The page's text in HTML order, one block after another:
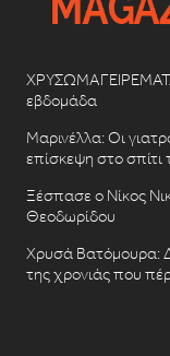
εβδομάδα
Μαρινέλλα: Οι
επίσκεψη στο σπίτι
Ξέσπασε ο Νίκος
Θεοδωρίδου
Χρυσά Βατόμουρα:
της χρονιάς που